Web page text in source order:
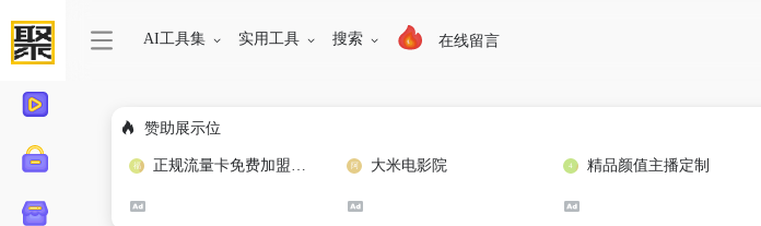
AI工具集 实用工具 搜索 在线留言
赞助展示位
正规流量卡免费加盟合作 大米电影院 精品颜值主播定制